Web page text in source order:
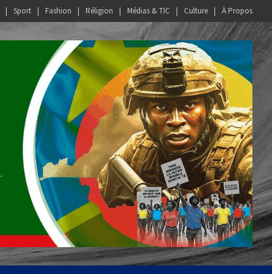
Sport Fashion Réligion Médias & TIC Culture À Propos